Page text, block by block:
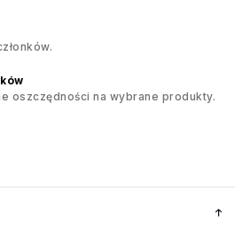
oszczędności na wybrane produkty.